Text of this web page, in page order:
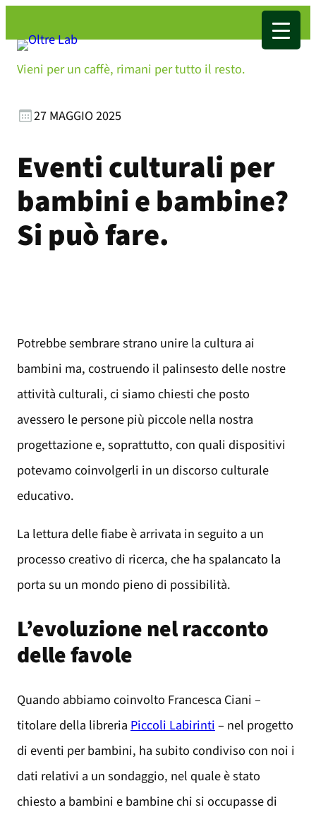
Vieni per un caffè, rimani per tutto il resto.
27 MAGGIO 2025
Eventi culturali per
bambini e bambine?
Si può fare.
Potrebbe sembrare strano unire la cultura ai
bambini ma, costruendo il palinsesto delle nostre
attività culturali, ci siamo chiesti che posto
avessero le persone più piccole nella nostra
progettazione e, soprattutto, con quali dispositivi
potevamo coinvolgerli in un discorso culturale
educativo.
La lettura delle fiabe è arrivata in seguito a un
processo creativo di ricerca, che ha spalancato la
porta su un mondo pieno di possibilità.
L’evoluzione nel racconto
delle favole
Quando abbiamo coinvolto Francesca Ciani –
titolare della libreria Piccoli Labirinti– nel progetto
di eventi per bambini, ha subito condiviso con noi i
dati relativi a un sondaggio, nel quale è stato
chiesto a bambini e bambine chi si occupasse di